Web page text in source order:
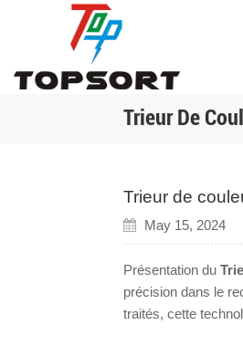
Trieur De
Trieur de
May 15, 2024
Présentation du
précision dans le
traités, cette